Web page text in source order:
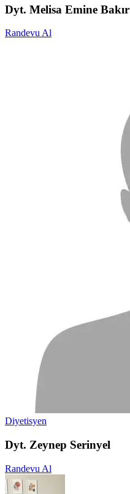
Dyt. Melisa Emine Bakır
Randevu Al
Diyetisyen
Dyt. Zeynep Serinyel
Randevu Al